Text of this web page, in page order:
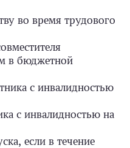
во время трудового
в бюджетной
с инвалидностью
с инвалидностью на
если в течение